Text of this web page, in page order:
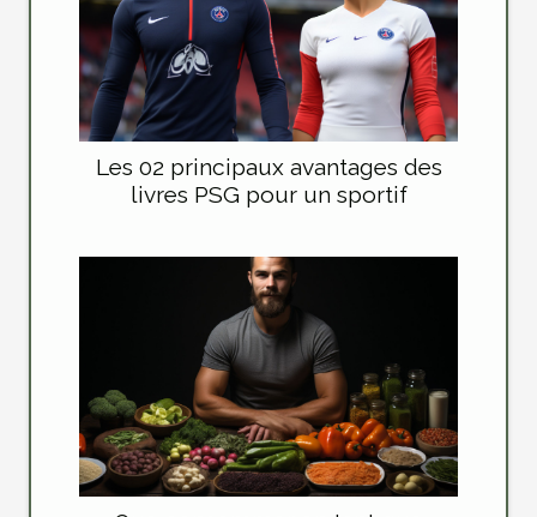
Les 02 principaux avantages des
livres PSG pour un sportif